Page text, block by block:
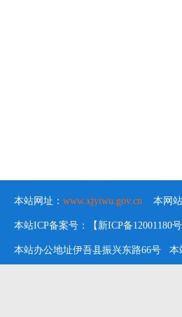
本站网址： www.xjyiwu.gov.cn 本网站
本站ICP备案号：【新ICP备12001180
本站办公地址伊吾县振兴东路66号 本